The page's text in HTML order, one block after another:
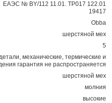
ЕАЭС № BY/112 11.01. ТР017 122.01
19417
Obba
шерстяной мех
5
механические, термические и
гарантия не распространяется
шерстяной мех
молния
высокие